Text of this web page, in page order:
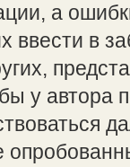
а
ввести в
у автора